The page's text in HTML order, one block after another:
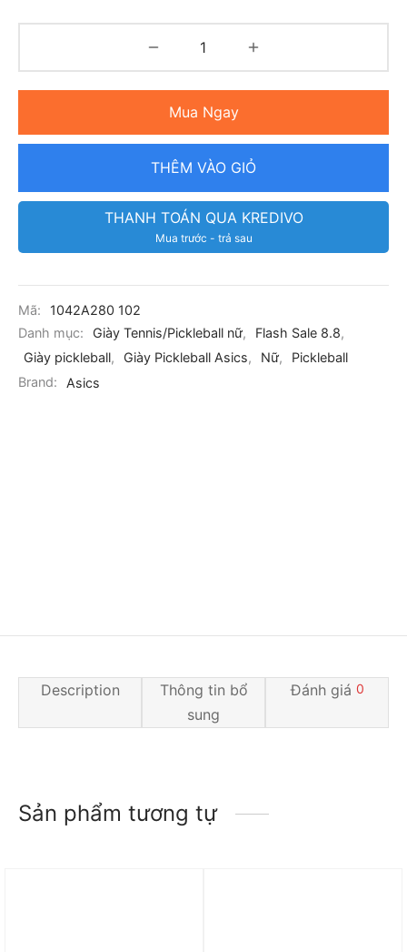
Mua Ngay
THÊM VÀO GIỎ
THANH TOÁN QUA KREDIVO
Mua trước - trả sau
Mã:
1042A280 102
Danh mục:
Giày Tennis/Pickleball nữ, Flash Sale 8.8,
Giày pickleball, Giày Pickleball Asics, Nữ,
Pickleball
Brand:
Asics
Description
Thông tin bổ
sung
Đánh giá 0
Sản phẩm tương tự